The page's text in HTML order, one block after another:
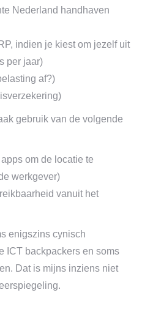
Nederland handhaven
indien je kiest om jezelf uit
per jaar)
af?)
gebruik van de volgende
om de locatie te
werkgever)
vanuit het
enigszins cynisch
ICT backpackers en soms
Dat is mijns inziens niet